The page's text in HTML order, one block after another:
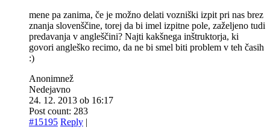
mene pa zanima, če je možno delati vozniški izpit pri nas brez
znanja slovenščine, torej da bi imel izpitne pole, zaželjeno tudi
predavanja v angleščini? Najti kakšnega inštruktorja, ki
govori angleško recimo, da ne bi smel biti problem v teh časih
:)
Anonimnež
Nedejavno
24. 12. 2013 ob 16:17
Post count: 283
#15195 Reply |